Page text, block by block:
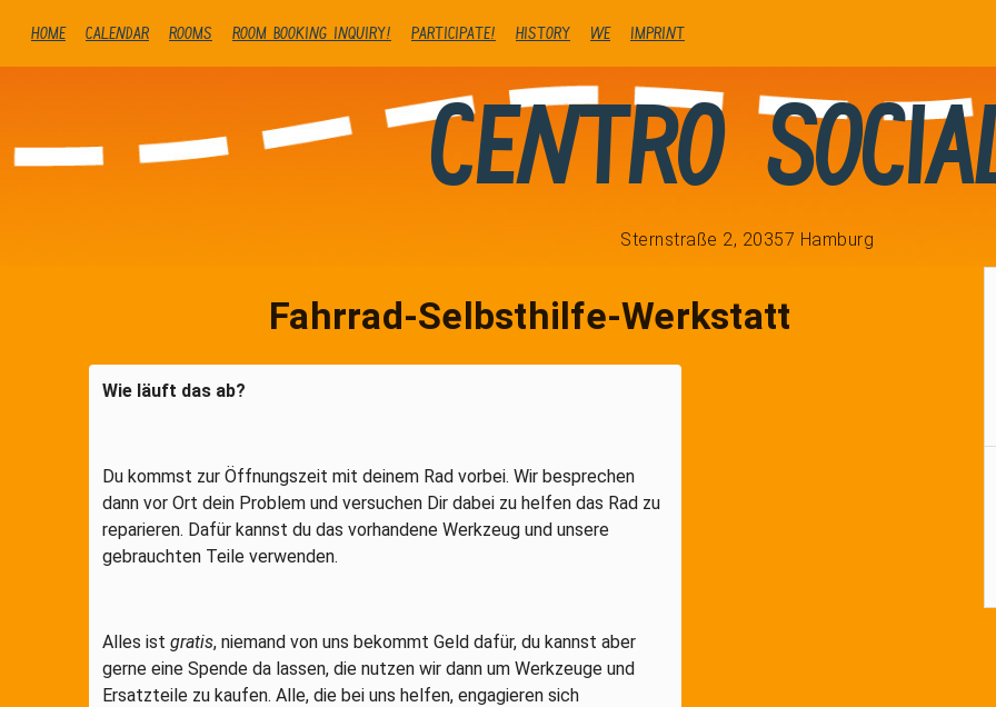
Home Calendar Rooms Room booking inquiry! Participate! history We Imprint
Centro
Sternstraße 2, 20357 Hamburg
Fahrrad-Selbsthilfe-Werkstatt
Wie läuft das ab?
Du kommst zur Öffnungszeit mit deinem Rad vorbei. Wir besprechen
dann vor Ort dein Problem und versuchen Dir dabei zu helfen das Rad zu
reparieren. Dafür kannst du das vorhandene Werkzeug und unsere
gebrauchten Teile verwenden.
Alles ist gratis, niemand von uns bekommt Geld dafür, du kannst aber
gerne eine Spende da lassen, die nutzen wir dann um Werkzeuge und
Ersatzteile zu kaufen. Alle, die bei uns helfen, engagieren sich